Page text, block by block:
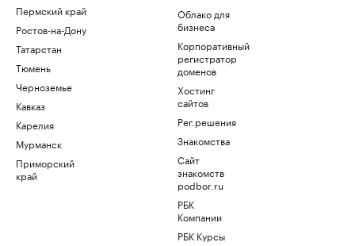
Пермский край
Ростов-на-Дону
Татарстан
Тюмень
Черноземье
Кавказ
Карелия
Мурманск
Приморский
край
Облако для
бизнеса
Корпоративный
регистратор
доменов
Хостинг
сайтов
Рег.решения
Знакомства
Сайт
знакомств
podbor.ru
РБК
Компании
РБК Курсы